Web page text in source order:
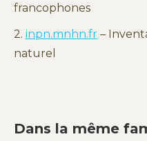
francophones
2. inpn.mnhn.fr –
naturel
Dans la même